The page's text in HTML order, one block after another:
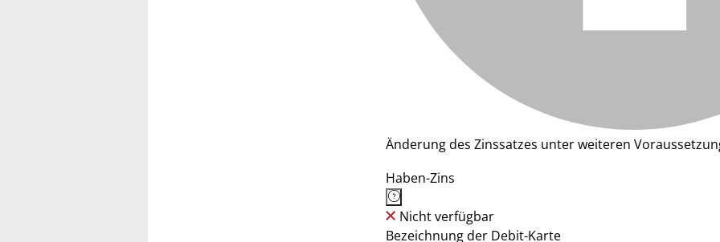
Änderung des Zinssatzes unter weiteren
Haben-Zins
Nicht verfügbar
Bezeichnung der Debit-Karte